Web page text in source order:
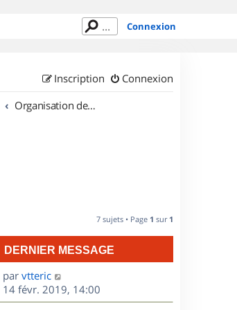
Connexion
Connexion
Inscription
Organisation de sorties en région Limousin
7 sujets • Page 1 sur 1
DERNIER MESSAGE
D
e
r
par vtteric
14 févr. 2019, 14:00